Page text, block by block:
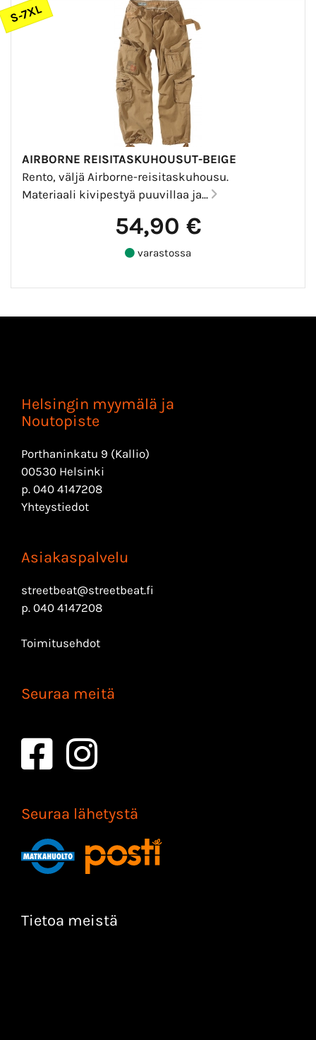
S-7XL
AIRBORNE REISITASKUHOUSUT-BEIGE
Rento, väljä Airborne-reisitaskuhousu.
Materiaali kivipestyä puuvillaa ja...
54,90 €
varastossa
Helsingin myymälä ja
Noutopiste
Porthaninkatu 9 (Kallio)
00530 Helsinki
p. 040 4147208
Yhteystiedot
Asiakaspalvelu
streetbeat@streetbeat.fi
p. 040 4147208
Toimitusehdot
Seuraa meitä
Seuraa lähetystä
Tietoa meistä